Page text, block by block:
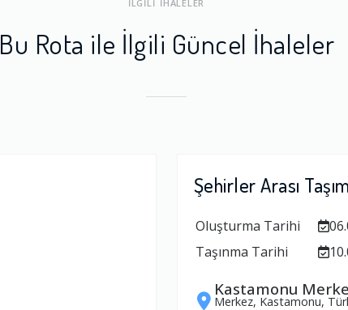
İLGİLİ İHALELER
Bu Rota ile İlgili Güncel İhaleler
Şehirler Arası
Oluşturma Tarihi
Taşınma Tarihi
Kastamonu
Merkez, Kastamonu,